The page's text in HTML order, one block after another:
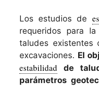
Los estudios de
requeridos para
taludes existentes
excavaciones. El
estabilidad de
parámetros